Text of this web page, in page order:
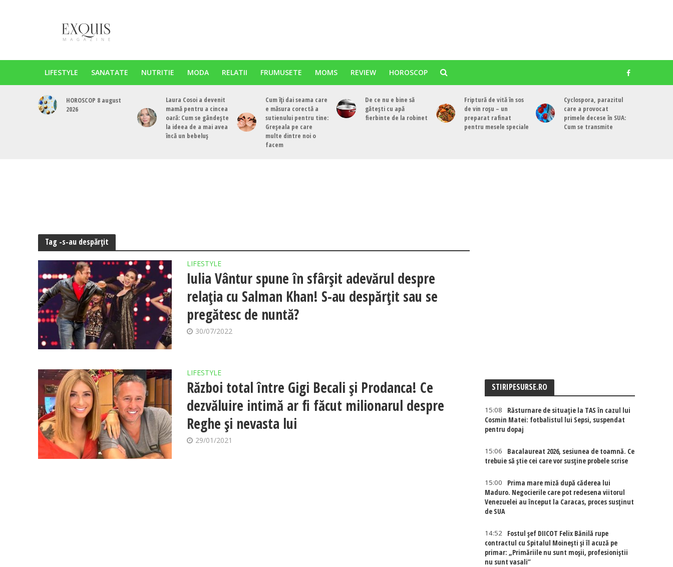
LIFESTYLE SANATATE NUTRITIE MODA RELATII FRUMUSETE MOMS REVIEW HOROSCOP
HOROSCOP 8 august
2026
Laura Cosoi a devenit
mamă pentru a cincea
oară: Cum se gândește
la ideea de a mai avea
încă un bebeluș
Cum îți dai seama care
e măsura corectă a
sutienului pentru tine:
Greșeala pe care
multe dintre noi o
facem
De ce nu e bine să
gătești cu apă
fierbinte de la robinet
Friptură de vită în sos
de vin roșu – un
preparat rafinat
pentru mesele speciale
Cyclospora, parazitul
care a provocat
primele decese în SUA:
Cum se transmite
Tag -s-au despărțit
LIFESTYLE
Iulia Vântur spune în sfârșit adevărul despre
relația cu Salman Khan! S-au despărțit sau se
pregătesc de nuntă?
30/07/2022
LIFESTYLE
Război total între Gigi Becali și Prodanca! Ce
dezvăluire intimă ar fi făcut milionarul despre
Reghe și nevasta lui
29/01/2021
STIRIPESURSE.RO
15:08
Răsturnare de situație la TAS în cazul lui
Cosmin Matei: fotbalistul lui Sepsi, suspendat
pentru dopaj
15:06
Bacalaureat 2026, sesiunea de toamnă. Ce
trebuie să știe cei care vor susține probele scrise
15:00
Prima mare miză după căderea lui
Maduro. Negocierile care pot redesena viitorul
Venezuelei au început la Caracas, proces susținut
de SUA
14:52
Fostul șef DIICOT Felix Bănilă rupe
contractul cu Spitalul Moinești și îl acuză pe
primar: „Primăriile nu sunt moșii, profesioniștii
nu sunt vasali”